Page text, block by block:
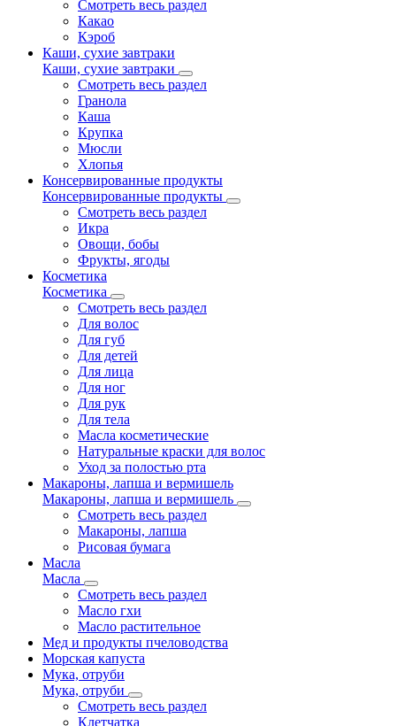
Смотреть весь раздел
Какао
Кэроб
Каши, сухие завтраки
Каши, сухие завтраки
Смотреть весь раздел
Гранола
Каша
Крупка
Мюсли
Хлопья
Консервированные продукты
Консервированные продукты
Смотреть весь раздел
Икра
Овощи, бобы
Фрукты, ягоды
Косметика
Косметика
Смотреть весь раздел
Для волос
Для губ
Для детей
Для лица
Для ног
Для рук
Для тела
Масла косметические
Натуральные краски для волос
Уход за полостью рта
Макароны, лапша и вермишель
Макароны, лапша и вермишель
Смотреть весь раздел
Макароны, лапша
Рисовая бумага
Масла
Масла
Смотреть весь раздел
Масло гхи
Масло растительное
Мед и продукты пчеловодства
Морская капуста
Мука, отруби
Мука, отруби
Смотреть весь раздел
Клетчатка